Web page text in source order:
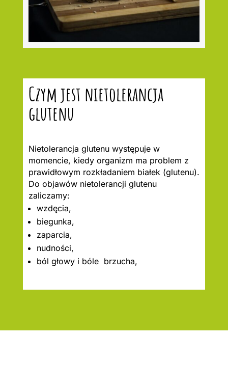
Czym jest nietolerancja
glutenu
Nietolerancja glutenu występuje w
momencie, kiedy organizm ma problem z
prawidłowym rozkładaniem białek (glutenu).
Do objawów nietolerancji glutenu
zaliczamy:
wzdęcia,
biegunka,
zaparcia,
nudności,
ból głowy i bóle brzucha,